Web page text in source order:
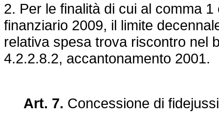
2. Per le finalità di cui al comma
finanziario 2009, il limite
relativa spesa trova riscontro nel
4.2.2.8.2, accantonamento 2001.
Art. 7. Concessione di